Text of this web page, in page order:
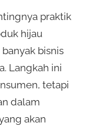
praktik
hijau
bisnis
Langkah ini
tetapi
dalam
akan